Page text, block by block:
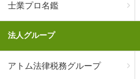
士業プロ名鑑
法人グループ
アトム法律税務グループ